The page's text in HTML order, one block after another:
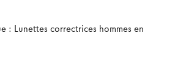
: Lunettes correctrices hommes en